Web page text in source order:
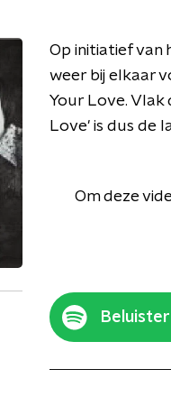
Op initiatief van
weer bij elkaar
Your Love.
Love' is dus de
Om deze